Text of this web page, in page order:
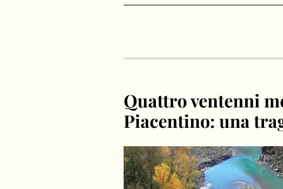
Quattro ventenni
Piacentino: una